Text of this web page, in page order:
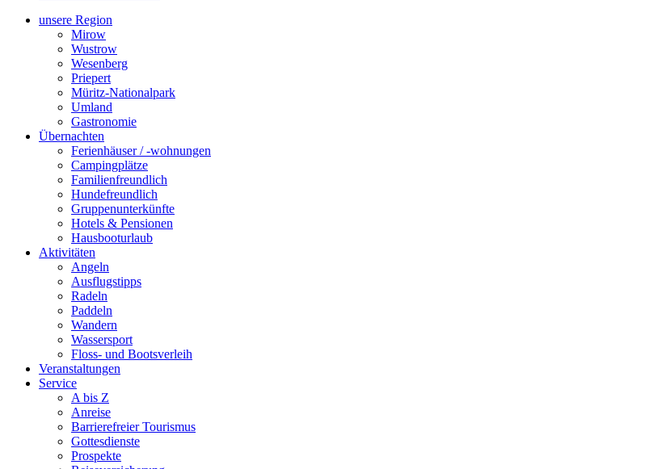
unsere Region
Mirow
Wustrow
Wesenberg
Priepert
Müritz-Nationalpark
Umland
Gastronomie
Übernachten
Ferienhäuser / -wohnungen
Campingplätze
Familienfreundlich
Hundefreundlich
Gruppenunterkünfte
Hotels & Pensionen
Hausbooturlaub
Aktivitäten
Angeln
Ausflugstipps
Radeln
Paddeln
Wandern
Wassersport
Floss- und Bootsverleih
Veranstaltungen
Service
A bis Z
Anreise
Barrierefreier Tourismus
Gottesdienste
Prospekte